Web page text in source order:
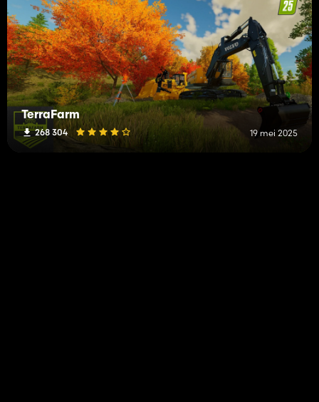
TerraFarm
268 304 19 mei 2025